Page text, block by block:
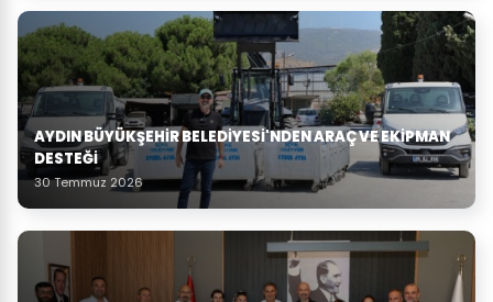
AYDIN BÜYÜKŞEHIR BELEDIYESI'NDEN ARAÇ VE EKIPMAN
DESTEĞI
30 Temmuz 2026